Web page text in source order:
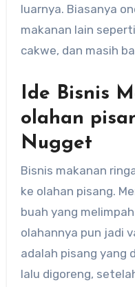
luarnya. Biasanya
makanan lain
cakwe, dan masih
Ide Bisnis
olahan
Nugget
Bisnis makanan
ke olahan pisang.
buah yang
olahannya pun jadi
adalah pisang yang
lalu digoreng,